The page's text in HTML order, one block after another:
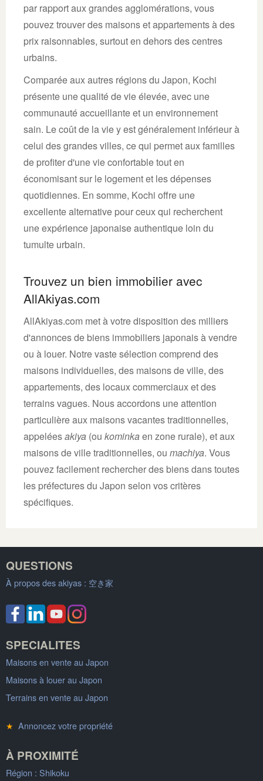
par rapport aux grandes agglomérations, vous
pouvez trouver des maisons et appartements à des
prix raisonnables, surtout en dehors des centres
urbains.
Comparée aux autres régions du Japon, Kochi
présente une qualité de vie élevée, avec une
communauté accueillante et un environnement
sain. Le coût de la vie y est généralement inférieur à
celui des grandes villes, ce qui permet aux familles
de profiter d'une vie confortable tout en
économisant sur le logement et les dépenses
quotidiennes. En somme, Kochi offre une
excellente alternative pour ceux qui recherchent
une expérience japonaise authentique loin du
tumulte urbain.
Trouvez un bien immobilier avec
AllAkiyas.com
AllAkiyas.com met à votre disposition des milliers
d'annonces de biens immobiliers japonais à vendre
ou à louer. Notre vaste sélection comprend des
maisons individuelles, des maisons de ville, des
appartements, des locaux commerciaux et des
terrains vagues. Nous accordons une attention
particulière aux maisons vacantes traditionnelles,
appeléesakiya (ou kominkaen zone rurale), et aux
maisons de ville traditionnelles, ou machiya. Vous
pouvez facilement rechercher des biens dans toutes
les préfectures du Japon selon vos critères
spécifiques.
QUESTIONS
À propos des akiyas : 空き家
SPECIALITES
Maisons en vente au Japon
Maisons à louer au Japon
Terrains en vente au Japon
★ Annoncez votre propriété
À PROXIMITÉ
Région : Shikoku